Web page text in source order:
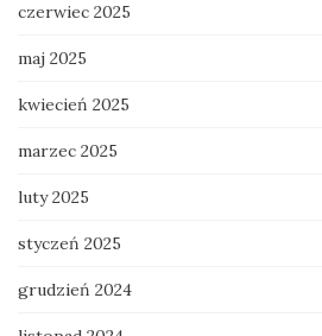
czerwiec 2025
maj 2025
kwiecień 2025
marzec 2025
luty 2025
styczeń 2025
grudzień 2024